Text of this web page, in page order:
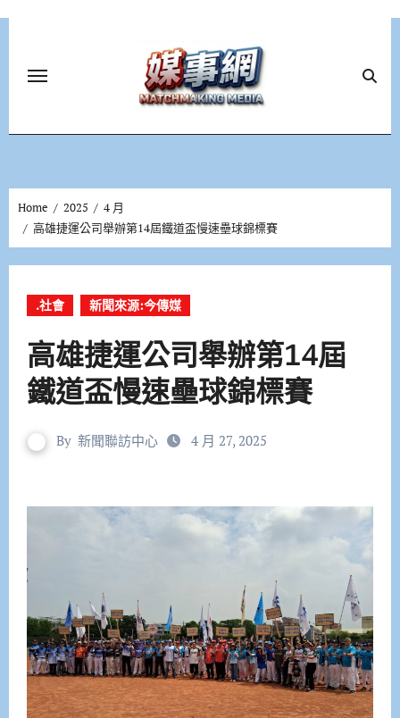
Home 2025
4 月
高雄捷運公司舉辦第14屆鐵道盃慢速壘球錦標賽
.社會 新聞來源:今傳媒
高雄捷運公司舉辦第14屆
鐵道盃慢速壘球錦標賽
By 新聞聯訪中心 4 月 27, 2025